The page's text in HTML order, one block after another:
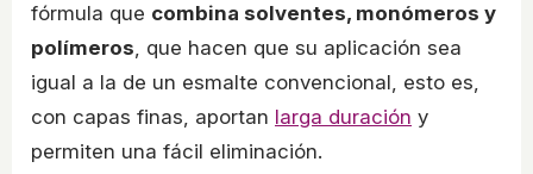
fórmula que combina solventes, monómeros y
polímeros, que hacen que su aplicación sea
igual a la de un esmalte convencional, esto es,
con capas finas, aportan larga duración y
permiten una fácil eliminación.